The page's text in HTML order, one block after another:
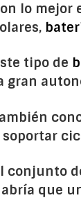
lo mejor
tipo de
gran
soportar
conjunto
que